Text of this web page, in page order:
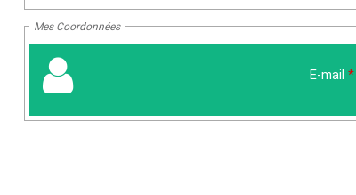
Mes Coordonnées
E-mail *